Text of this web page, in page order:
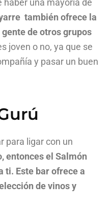
haber una mayoría de
también ofrece la
de otros grupos
joven o no, ya que se
y pasar un buen
para ligar con un
entonces el Salmón
ti. Este bar ofrece a
de vinos y